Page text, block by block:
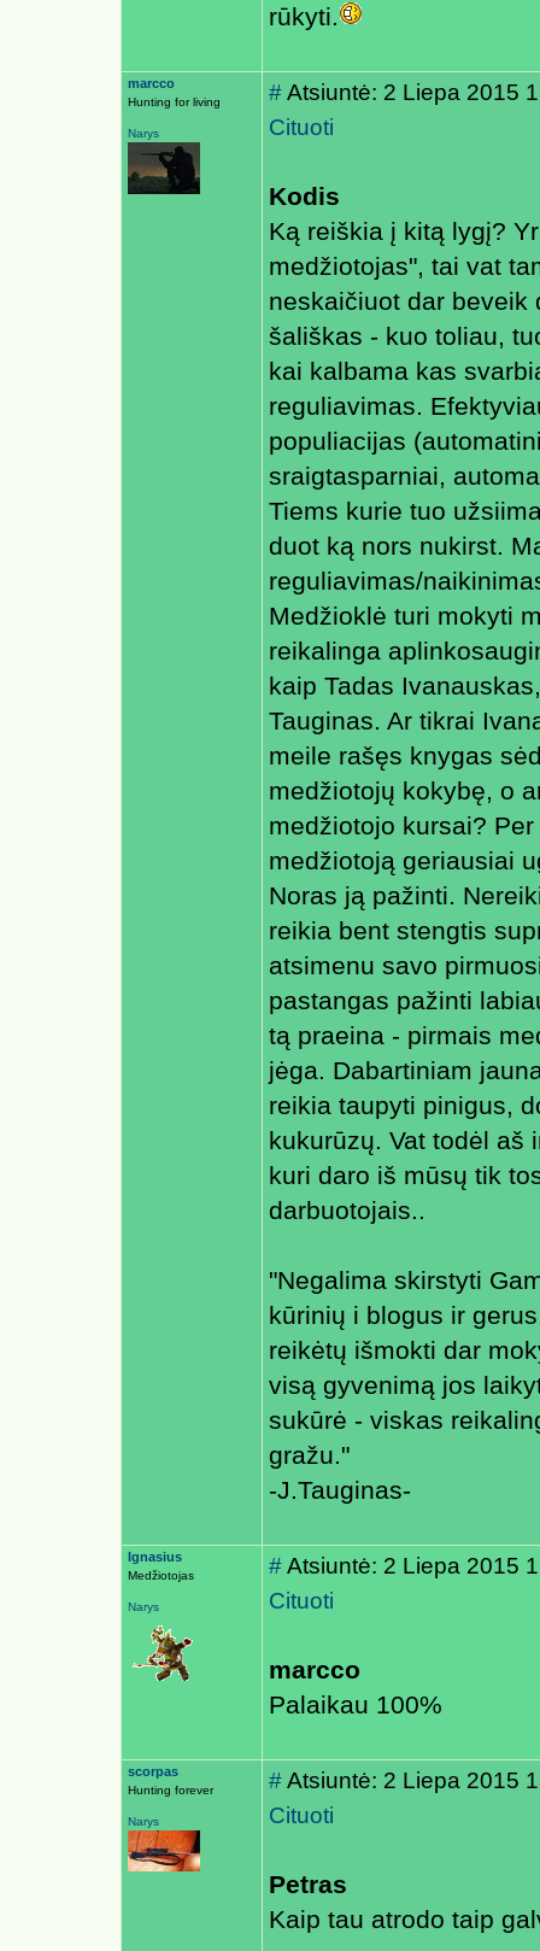
rūkyti.
marcco
Hunting for living
Narys
#Atsiuntė: 2 Liepa 2015
Cituoti
Kodis
Ką reiškia į kitą lygį?
medžiotojas", tai vat
neskaičiuot dar beveik
šališkas - kuo toliau,
kai kalbama kas
reguliavimas.
populiacijas
sraigtasparniai,
Tiems kurie tuo
duot ką nors nukirst.
reguliavimas/
Medžioklė turi mokyti
reikalinga
kaip Tadas
Tauginas. Ar tikrai
meile rašęs knygas
medžiotojų kokybę, o
medžiotojo kursai?
medžiotoją geriausiai
Noras ją pažinti.
reikia bent stengtis
atsimenu savo
pastangas pažinti
tą praeina - pirmais
jėga. Dabartiniam
reikia taupyti pinigus,
kukurūzų. Vat todėl aš
kuri daro iš mūsų tik
darbuotojais..
"Negalima skirstyti
kūrinių i blogus ir
reikėtų išmokti dar
visą gyvenimą jos
sukūrė - viskas
gražu."
-J.Tauginas-
Ignasius
Medžiotojas
Narys
#Atsiuntė: 2 Liepa 2015
Cituoti
marcco
Palaikau 100%
scorpas
Hunting forever
Narys
#Atsiuntė: 2 Liepa 2015
Cituoti
Petras
Kaip tau atrodo taip